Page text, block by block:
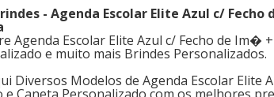
- Agenda Escolar Elite Azul c/
Agenda Escolar Elite Azul c/ Fecho de Im�
e muito mais Brindes Personalizados.
Diversos Modelos de Agenda Escolar Elite